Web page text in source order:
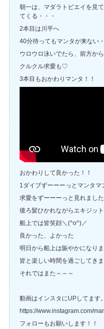
朝一は、マダラトビエイを見
てくる・・・
2本目は川平へ
40分待ってもマンタが来ない・
ウロウロ泳いでたら、前方か
クルクル求愛も♡
3本目もおかわりマンタ！！
おかわりして良かった！！
1ダイブずーーーっとマンタ
求愛をずーーーっと見れまし
後ろ髪ひかれながらエキジット
船上では皆笑顔＼(^o^)／
良かった、よかった
明日から船上は賑やかになりま
皆と楽しい時間を過ごしてき
それではまた～～～
動画はインスタにUPしてます
https://www.instagram.com/
フォローもお願いします！！